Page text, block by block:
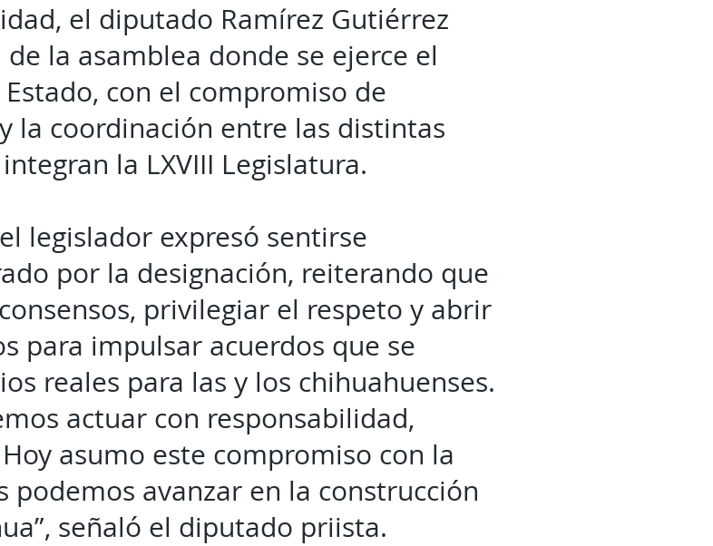
el diputado Ramírez Gutiérrez
la asamblea donde se ejerce el
con el compromiso de
la coordinación entre las distintas
la LXVIII Legislatura.
legislador expresó sentirse
por la designación, reiterando que
privilegiar el respeto y abrir
para impulsar acuerdos que se
reales para las y los chihuahuenses.
actuar con responsabilidad,
asumo este compromiso con la
podemos avanzar en la construcción
señaló el diputado priista.